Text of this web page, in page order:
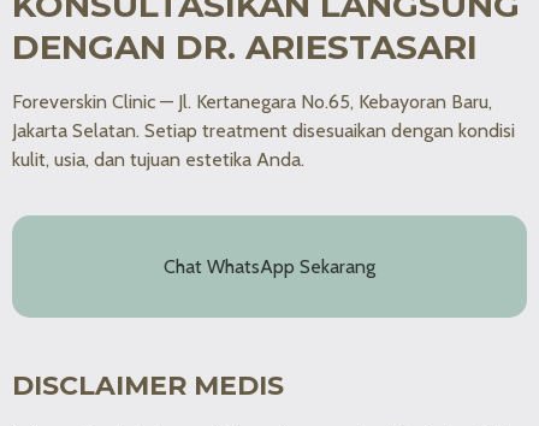
DENGAN DR. ARIESTASARI
Foreverskin Clinic — Jl. Kertanegara No.65, Kebayoran Baru,
Jakarta Selatan. Setiap treatment disesuaikan dengan kondisi
kulit, usia, dan tujuan estetika Anda.
Chat WhatsApp Sekarang
DISCLAIMER MEDIS